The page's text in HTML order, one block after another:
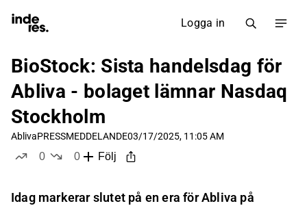
Logga in
BioStock: Sista handelsdag för
Abliva - bolaget lämnar Nasdaq
Stockholm
AblivaPRESSMEDDELANDE03/17/2025, 11:05 AM
0
0
Följ
Idag markerar slutet på en era för Abliva på